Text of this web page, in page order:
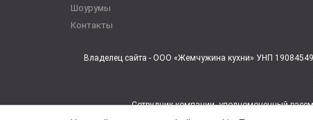
Шоурумы
Контакты
Владелец сайта - ООО «Жемчужина кухни» УНП
Сотрудник компании, уполномоченный